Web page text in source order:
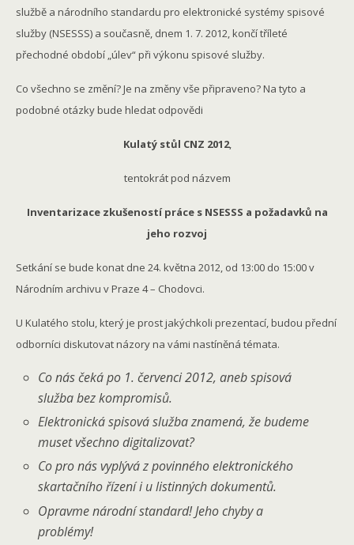
službě a národního standardu pro elektronické systémy spisové
služby (NSESSS) a současně, dnem 1. 7. 2012, končí tříleté
přechodné období „úlev“ při výkonu spisové služby.
Co všechno se změní? Je na změny vše připraveno? Na tyto a
podobné otázky bude hledat odpovědi
Kulatý stůl CNZ 2012,
tentokrát pod názvem
Inventarizace zkušeností práce s NSESSS a požadavků na
jeho rozvoj
Setkání se bude konat dne 24. května 2012, od 13:00 do 15:00 v
Národním archivu v Praze 4 – Chodovci.
U Kulatého stolu, který je prost jakýchkoli prezentací, budou přední
odborníci diskutovat názory na vámi nastíněná témata.
Co nás čeká po 1. červenci 2012, aneb spisová
služba bez kompromisů.
Elektronická spisová služba znamená, že budeme
muset všechno digitalizovat?
Co pro nás vyplývá z povinného elektronického
skartačního řízení i u listinných dokumentů.
Opravme národní standard! Jeho chyby a
problémy!